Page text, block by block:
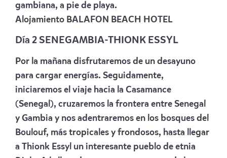
gambiana, a pie de playa.
Alojamiento BALAFON BEACH HOTEL
Día 2 SENEGAMBIA-THIONK ESSYL
Por la mañana disfrutaremos de un desayuno
para cargar energías. Seguidamente,
iniciaremos el viaje hacia la Casamance
(Senegal), cruzaremos la frontera entre Senegal
y Gambia y nos adentraremos en los bosques del
Boulouf, más tropicales y frondosos, hasta llegar
a Thionk Essyl un interesante pueblo de etnia